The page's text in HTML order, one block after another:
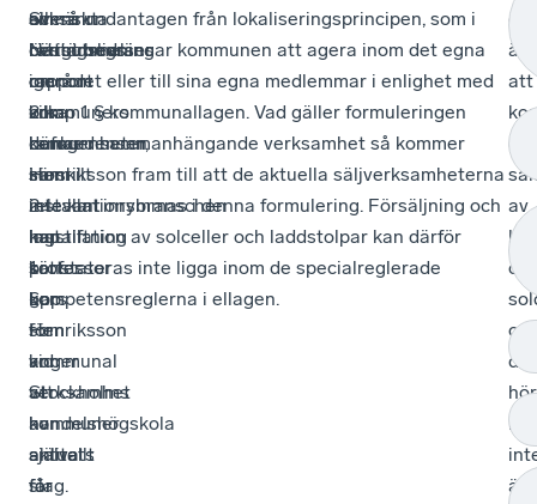
Svenskt
Näringslivs
rapport
om
konkurrensen
inom
installationsbranschen
har
professor
Lars
Henriksson
vid
Stockholms
handelshögskola
anlitats
för
sin
rättsutredning
igenom
vilka
ramar
som
relevant
lagstiftning
sätter
upp
för
kommunal
verksamhet
av
aktuellt
slag.
allmänna
bestämmelser
om
kommuners
befogenheter,
särskilt
2
kap.
1
§
som
anger
att
kommuner
själva
får
också undantagen från lokaliseringsprincipen, som i
övrigt begränsar kommunen att agera inom det egna
området eller till sina egna medlemmar i enlighet med
2 kap 1 § kommunallagen. Vad gäller formuleringen
därmed sammanhängande verksamhet så kommer
Henriksson fram till att de aktuella säljverksamheterna
inte kan inrymmas i denna formulering. Försäljning och
installation av solceller och laddstolpar kan därför
konstateras inte ligga inom de specialreglerade
kompetensreglerna i ellagen.
är
att
av
är